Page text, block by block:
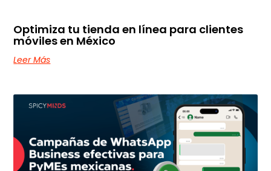
Optimiza tu tienda en línea para clientes
móviles en México
Leer Más